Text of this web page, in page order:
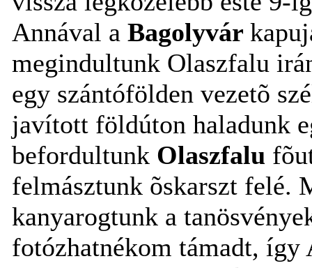
Annával a Bagolyvár
megindultunk Olaszfalu
egy szántófölden vezetõ
javított földúton haladunk
befordultunk Olaszfalu
felmásztunk õskarszt felé.
kanyarogtunk a
fotózhatnékom támadt, így